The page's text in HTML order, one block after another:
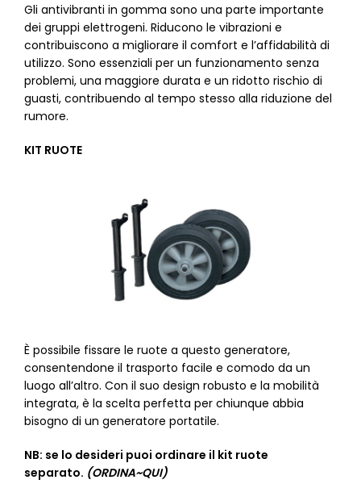
Gli antivibranti in gomma sono una parte importante
dei gruppi elettrogeni. Riducono le vibrazioni e
contribuiscono a migliorare il comfort e l’affidabilità di
utilizzo. Sono essenziali per un funzionamento senza
problemi, una maggiore durata e un ridotto rischio di
guasti, contribuendo al tempo stesso alla riduzione del
rumore.
KIT RUOTE
È possibile fissare le ruote a questo generatore,
consentendone il trasporto facile e comodo da un
luogo all’altro. Con il suo design robusto e la mobilità
integrata, è la scelta perfetta per chiunque abbia
bisogno di un generatore portatile.
NB: se lo desideri puoi ordinare il kit ruote
separato. (ORDINA~QUI)